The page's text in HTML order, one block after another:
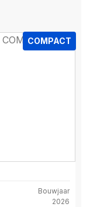
COMPACT
Bouwjaar
2026